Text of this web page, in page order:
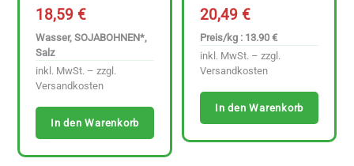
18,59€
Wasser, SOJABOHNEN*,
Salz
inkl. MwSt. – zzgl.
Versandkosten
In den Warenkorb
20,49€
Preis/kg : 13.90 €
inkl. MwSt. – zzgl.
Versandkosten
In den Warenkorb